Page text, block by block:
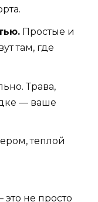
Простые и
там, где
Трава,
— ваше
теплой
не просто